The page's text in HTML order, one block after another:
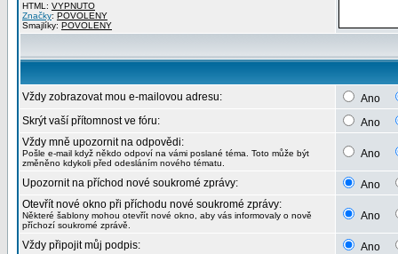
HTML: VYPNUTO
Značky: POVOLENY
Smajlíky: POVOLENY
Vždy zobrazovat mou e-mailovou adresu:
Ano
Skrýt vaší přítomnost ve fóru:
Ano
Vždy mně upozornit na odpovědi:
Pošle e-mail když někdo odpoví na vámi poslané téma. Toto může být
změněno kdykoli před odesláním nového tématu.
Ano
Upozornit na příchod nové soukromé zprávy:
Ano
Otevřít nové okno při příchodu nové soukromé zprávy:
Některé šablony mohou otevřít nové okno, aby vás informovaly o nově
příchozí soukromé zprávě.
Ano
Vždy připojit můj podpis:
Ano